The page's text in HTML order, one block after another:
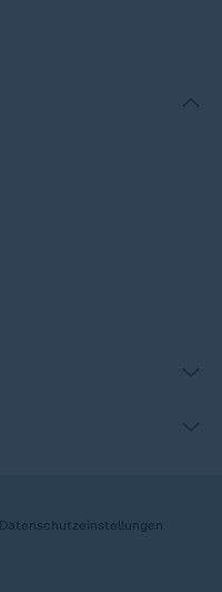
Datenschutzeinstellungen